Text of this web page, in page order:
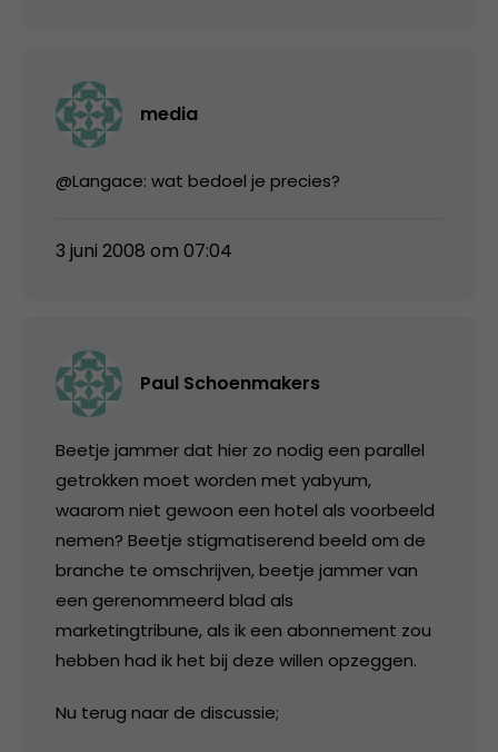
media
@Langace: wat bedoel je precies?
3 juni 2008 om 07:04
Paul Schoenmakers
Beetje jammer dat hier zo nodig een parallel
getrokken moet worden met yabyum,
waarom niet gewoon een hotel als voorbeeld
nemen? Beetje stigmatiserend beeld om de
branche te omschrijven, beetje jammer van
een gerenommeerd blad als
marketingtribune, als ik een abonnement zou
hebben had ik het bij deze willen opzeggen.
Nu terug naar de discussie;